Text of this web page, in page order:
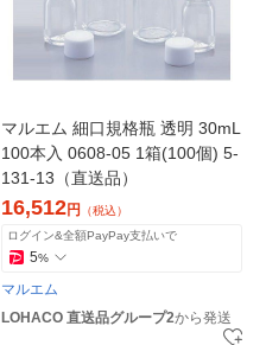
マルエム 細口規格瓶 透明 30mL
100本入 0608-05 1箱(100個) 5-
131-13（直送品）
16,512円
（税込）
ログイン&全額PayPay支払いで
5%
マルエム
LOHACO 直送品グループ2から発送